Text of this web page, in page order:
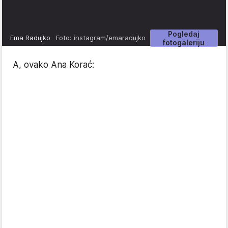
Pogledaj
fotogaleriju
Ema Radujko Foto: instagram/emaradujko
A, ovako Ana Korać: